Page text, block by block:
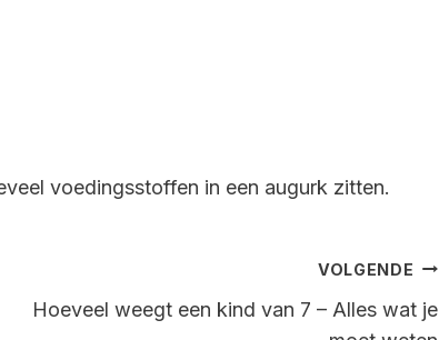
voedingsstoffen in een augurk zitten.
VOLGENDE
Hoeveel weegt een kind van 7 – Alles wat je